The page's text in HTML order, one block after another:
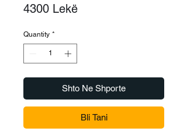
4300 LekëPrice
Quantity *
Shto Ne Shporte
Bli Tani